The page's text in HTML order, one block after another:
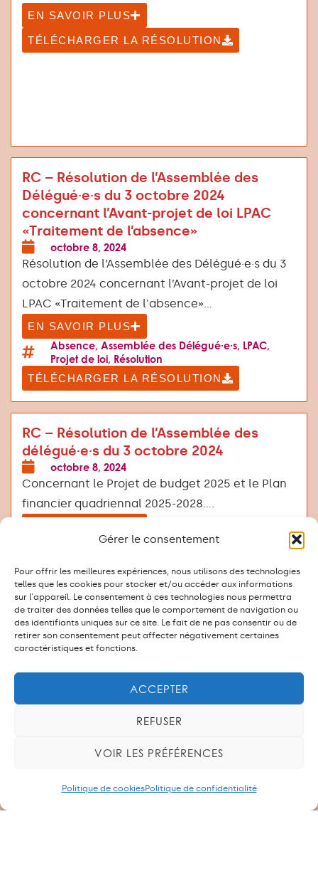
Gérer le consentement
Pour offrir les meilleures expériences, nous utilisons des technologies
telles que les cookies pour stocker et/ou accéder aux informations
sur l'appareil. Le consentement à ces technologies nous permettra
de traiter des données telles que le comportement de navigation ou
des identifiants uniques sur ce site. Le fait de ne pas consentir ou de
retirer son consentement peut affecter négativement certaines
caractéristiques et fonctions.
ACCEPTER
REFUSER
VOIR LES PRÉFÉRENCES
Politique de cookiesPolitique de confidentialité
EN SAVOIR PLUS
TÉLÉCHARGER LA RÉSOLUTION
RC – Résolution de l’Assemblée des
Délégué·e·s du 3 octobre 2024
concernant l’Avant-projet de loi LPAC
«Traitement de l’absence»
octobre 8, 2024
Résolution de l’Assemblée des Délégué·e·s du 3
octobre 2024 concernant l’Avant-projet de loi
LPAC «Traitement de l'absence»...
EN SAVOIR PLUS
Absence, Assemblée des Délégué·e·s, LPAC,
Projet de loi, Résolution
TÉLÉCHARGER LA RÉSOLUTION
RC – Résolution de l’Assemblée des
délégué·e·s du 3 octobre 2024
octobre 8, 2024
Concernant le Projet de budget 2025 et le Plan
financier quadriennal 2025-2028....
Assemblée des Délégué·e·s,PB2025
TÉLÉCHARGER LA RÉSOLUTION
RC – Résolution de l’Assemblée du
personnel du 16 avril 2024
personnels affiliés aux caisses de prévoyance